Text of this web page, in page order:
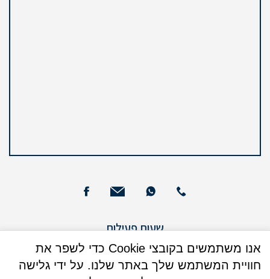
שעות פעילות
ימים א – ה : 09:00 - 13:00
ימים א + ג: 16:00 - 17:30 (בנוסף)
אנו משתמשים בקובצי Cookie כדי לשפר את
חוויית המשתמש שלך באתר שלנו. על ידי גלישה